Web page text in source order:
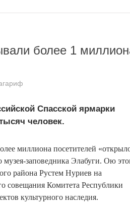
более 1
Спасской ярмарки
человек.
миллиона посетителей
музея-заповедника Элабуги. Ою
района Рустем Нуриев на
совещания Комитета Республики
культурного наследия.